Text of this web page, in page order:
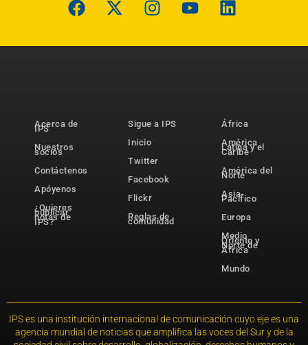
Acerca de
IPS
Nuestros
socios
Contáctenos
Apóyenos
¿Quieres
publicar
notas de
IPS?
Sigue a IPS
Inicio
Twitter
Facebook
Flickr
Reglas de
comunidad
África
América
Latina y el
Caribe
América del
Norte
Asia-
Pacífico
Europa
Medio
Oriente y
Norte de
África
Mundo
IPS es una institución internacional de comunicación cuyo eje es una
agencia mundial de noticias que amplifica las voces del Sur y de la